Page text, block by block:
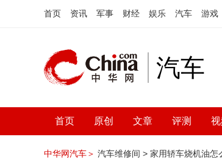
首页 资讯 军事 财经 娱乐 汽车 游戏
汽车
首页 原创 文章 评测
中华网汽车＞ 汽车维修间 > 家用轿车烧机油怎